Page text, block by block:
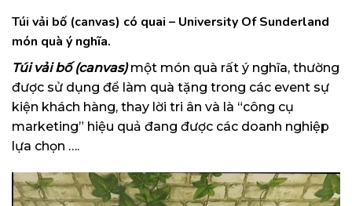
Túi vải bố (canvas) có quai – University Of Sunderland
món quà ý nghĩa.
Túi vải bố (canvas)một món quà rất ý nghĩa, thường
được sử dụng để làm quà tặng trong các event sự
kiện khách hàng, thay lời tri ân và là “công cụ
marketing” hiệu quả đang được các doanh nghiệp
lựa chọn ….